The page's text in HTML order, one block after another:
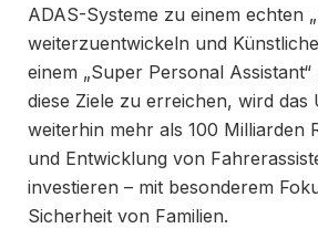
ADAS-Systeme zu einem echten
weiterzuentwickeln und
einem „Super Personal
diese Ziele zu erreichen, wird das
weiterhin mehr als 100 Milliarden
und Entwicklung von
investieren – mit besonderem
Sicherheit von Familien.